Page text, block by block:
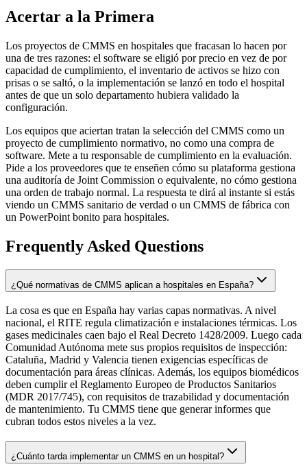
Acertar a la Primera
Los proyectos de CMMS en hospitales que fracasan lo hacen por
una de tres razones: el software se eligió por precio en vez de por
capacidad de cumplimiento, el inventario de activos se hizo con
prisas o se saltó, o la implementación se lanzó en todo el hospital
antes de que un solo departamento hubiera validado la
configuración.
Los equipos que aciertan tratan la selección del CMMS como un
proyecto de cumplimiento normativo, no como una compra de
software. Mete a tu responsable de cumplimiento en la evaluación.
Pide a los proveedores que te enseñen cómo su plataforma gestiona
una auditoría de Joint Commission o equivalente, no cómo gestiona
una orden de trabajo normal. La respuesta te dirá al instante si estás
viendo un CMMS sanitario de verdad o un CMMS de fábrica con
un PowerPoint bonito para hospitales.
Frequently Asked Questions
¿Qué normativas de CMMS aplican a hospitales en España?
La cosa es que en España hay varias capas normativas. A nivel
nacional, el RITE regula climatización e instalaciones térmicas. Los
gases medicinales caen bajo el Real Decreto 1428/2009. Luego cada
Comunidad Autónoma mete sus propios requisitos de inspección:
Cataluña, Madrid y Valencia tienen exigencias específicas de
documentación para áreas clínicas. Además, los equipos biomédicos
deben cumplir el Reglamento Europeo de Productos Sanitarios
(MDR 2017/745), con requisitos de trazabilidad y documentación
de mantenimiento. Tu CMMS tiene que generar informes que
cubran todos estos niveles a la vez.
¿Cuánto tarda implementar un CMMS en un hospital?